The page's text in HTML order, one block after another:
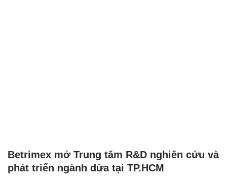
Betrimex mở Trung tâm R&D nghiên cứu và
phát triển ngành dừa tại TP.HCM